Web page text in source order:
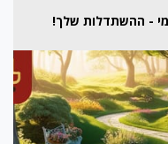
שלך!